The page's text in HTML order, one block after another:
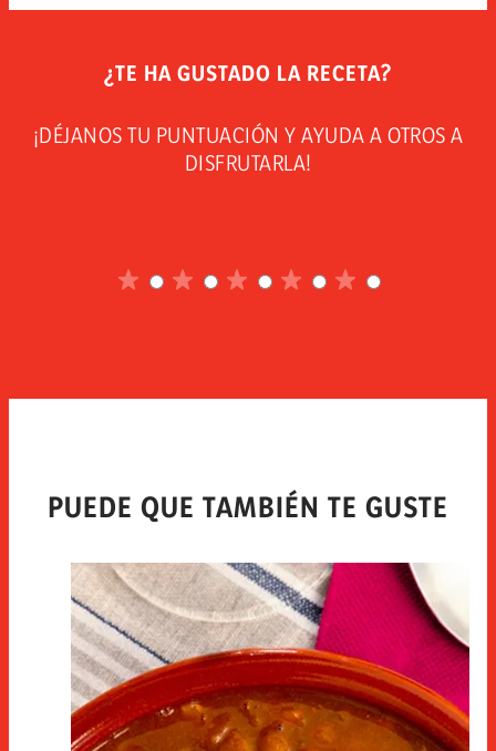
¿TE HA GUSTADO LA RECETA?
¡DÉJANOS TU PUNTUACIÓN Y AYUDA A OTROS A
DISFRUTARLA!
5 sobre
4 sobre5
3 sobre5
2 sobre5
1 sobre5
PUEDE QUE TAMBIÉN TE GUSTE